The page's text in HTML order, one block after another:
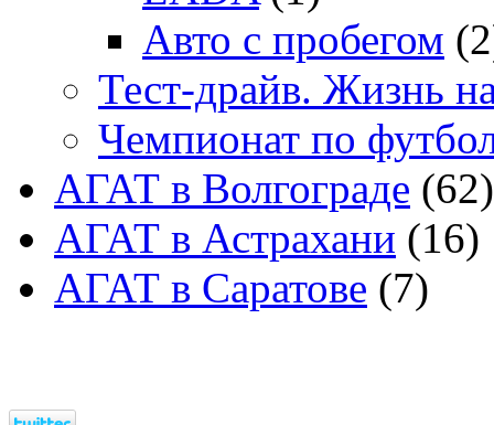
Авто с пробегом
Тест-драйв. Жизнь
Чемпионат по
АГАТ в Волгограде (62)
АГАТ в Астрахани (16)
АГАТ в Саратове (7)